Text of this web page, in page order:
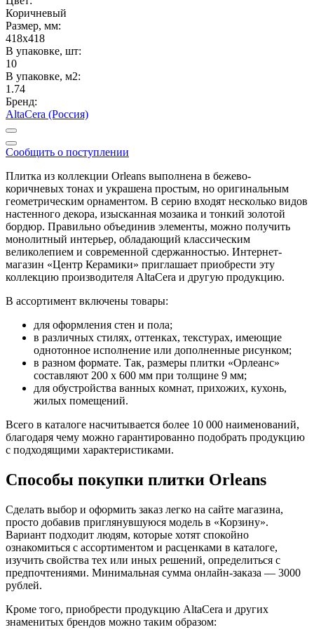
Коричневый
Размер, мм:
418x418
В упаковке, шт:
10
В упаковке, м2:
1.74
Бренд:
AltaCera (Россия)
Сообщить о поступлении
Плитка из коллекции Orleans выполнена в бежево-
коричневых тонах и украшена простым, но оригинальным
геометрическим орнаментом. В серию входят несколько видов
настенного декора, изысканная мозаика и тонкий золотой
бордюр. Правильно объединив элементы, можно получить
монолитный интерьер, обладающий классическим
великолепием и современной сдержанностью. Интернет-
магазин «Центр Керамики» приглашает приобрести эту
коллекцию производителя AltaCera и другую продукцию.
В ассортимент включены товары:
для оформления стен и пола;
в различных стилях, оттенках, текстурах, имеющие
однотонное исполнение или дополненные рисунком;
в разном формате. Так, размеры плитки «Орлеанс»
составляют 200 х 600 мм при толщине 9 мм;
для обустройства ванных комнат, прихожих, кухонь,
жилых помещений.
Всего в каталоге насчитывается более 10 000 наименований,
благодаря чему можно гарантированно подобрать продукцию
с подходящими характеристиками.
Способы покупки плитки Orleans
Сделать выбор и оформить заказ легко на сайте магазина,
просто добавив приглянувшуюся модель в «Корзину».
Вариант подходит людям, которые хотят спокойно
ознакомиться с ассортиментом и расценками в каталоге,
изучить свойства тех или иных решений, определиться с
предпочтениями. Минимальная сумма онлайн-заказа — 3000
рублей.
Кроме того, приобрести продукцию AltaCera и других
знаменитых брендов можно таким образом: